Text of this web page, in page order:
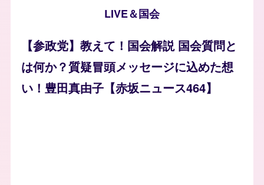
LIVE＆国会
【参政党】教えて！国会解説 国会質問と
は何か？質疑冒頭メッセージに込めた想
い！豊田真由子【赤坂ニュース464】